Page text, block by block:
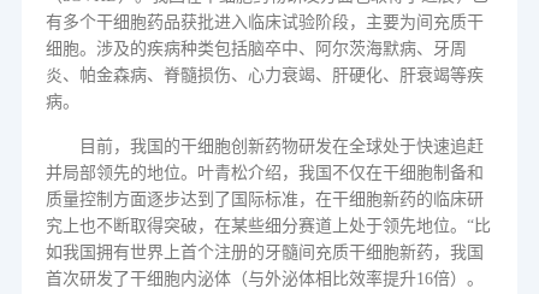
有多个干细胞药品获批进入临床试验阶段，主要为间充质干
细胞。涉及的疾病种类包括脑卒中、阿尔茨海默病、牙周
炎、帕金森病、脊髓损伤、心力衰竭、肝硬化、肝衰竭等疾
病。
目前，我国的干细胞创新药物研发在全球处于快速追赶
并局部领先的地位。叶青松介绍，我国不仅在干细胞制备和
质量控制方面逐步达到了国际标准，在干细胞新药的临床研
究上也不断取得突破，在某些细分赛道上处于领先地位。 “比
如我国拥有世界上首个注册的牙髓间充质干细胞新药，我国
首次研发了干细胞内泌体（与外泌体相比效率提升16倍）。